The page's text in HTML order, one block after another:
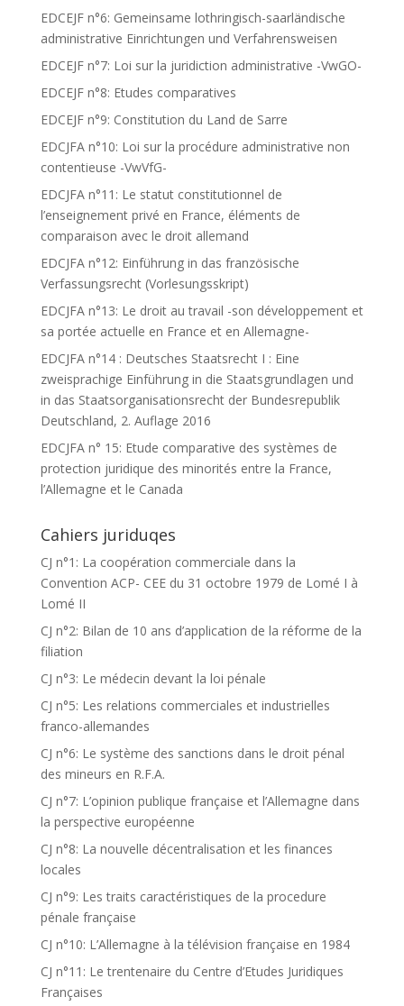
EDCEJF n°6: Gemeinsame lothringisch-saarländische
administrative Einrichtungen und Verfahrensweisen
EDCEJF n°7: Loi sur la juridiction administrative -VwGO-
EDCEJF n°8: Etudes comparatives
EDCEJF n°9: Constitution du Land de Sarre
EDCJFA n°10: Loi sur la procédure administrative non
contentieuse -VwVfG-
EDCJFA n°11: Le statut constitutionnel de
l’enseignement privé en France, éléments de
comparaison avec le droit allemand
EDCJFA n°12: Einführung in das französische
Verfassungsrecht (Vorlesungsskript)
EDCJFA n°13: Le droit au travail -son développement et
sa portée actuelle en France et en Allemagne-
EDCJFA n°14 : Deutsches Staatsrecht I : Eine
zweisprachige Einführung in die Staatsgrundlagen und
in das Staatsorganisationsrecht der Bundesrepublik
Deutschland, 2. Auflage 2016
EDCJFA n° 15: Etude comparative des systèmes de
protection juridique des minorités entre la France,
l’Allemagne et le Canada
Cahiers juriduqes
CJ n°1: La coopération commerciale dans la
Convention ACP- CEE du 31 octobre 1979 de Lomé I à
Lomé II
CJ n°2: Bilan de 10 ans d’application de la réforme de la
filiation
CJ n°3: Le médecin devant la loi pénale
CJ n°5: Les relations commerciales et industrielles
franco-allemandes
CJ n°6: Le système des sanctions dans le droit pénal
des mineurs en R.F.A.
CJ n°7: L’opinion publique française et l’Allemagne dans
la perspective européenne
CJ n°8: La nouvelle décentralisation et les finances
locales
CJ n°9: Les traits caractéristiques de la procedure
pénale française
CJ n°10: L’Allemagne à la télévision française en 1984
CJ n°11: Le trentenaire du Centre d’Etudes Juridiques
Françaises